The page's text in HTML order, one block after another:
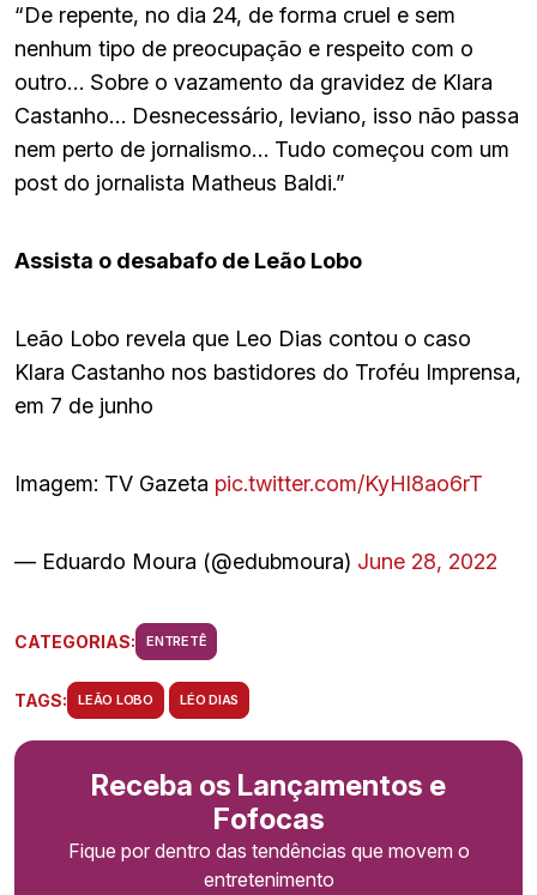
“De repente, no dia 24, de forma cruel e sem
nenhum tipo de preocupação e respeito com o
outro… Sobre o vazamento da gravidez de Klara
Castanho… Desnecessário, leviano, isso não passa
nem perto de jornalismo… Tudo começou com um
post do jornalista Matheus Baldi.”
Assista o desabafo de Leão Lobo
Leão Lobo revela que Leo Dias contou o caso
Klara Castanho nos bastidores do Troféu Imprensa,
em 7 de junho
Imagem: TV Gazeta pic.twitter.com/KyHl8ao6rT
— Eduardo Moura (@edubmoura) June 28, 2022
CATEGORIAS: ENTRETÊ
TAGS: LEÃO LOBO LÉO DIAS
Receba os Lançamentos e
Fofocas
Fique por dentro das tendências que movem o
entretenimento